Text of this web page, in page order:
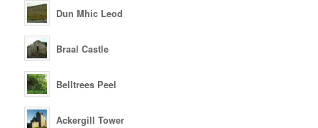
Dun Mhic Leod
Braal Castle
Belltrees Peel
Ackergill Tower